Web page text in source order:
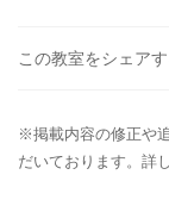
この教室をシェアす
※掲載内容の修正や
だいております。詳